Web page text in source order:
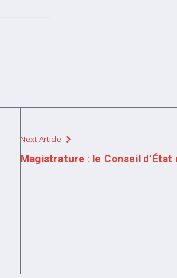
Next Article
Magistrature : le Conseil